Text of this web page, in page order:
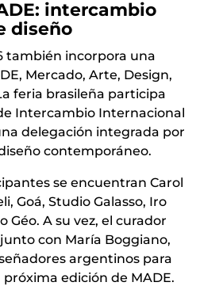
intercambio
diseño
también incorpora una
Mercado, Arte, Design,
feria brasileña participa
Intercambio Internacional
delegación integrada por
contemporáneo.
se encuentran Carol
Goá, Studio Galasso, Iro
Géo. A su vez, el curador
con María Boggiano,
argentinos para
edición de MADE.